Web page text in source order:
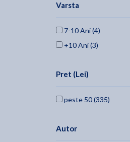
Varsta
7-10 Ani (4)
+10 Ani (3)
Pret (Lei)
peste 50 (335)
Autor